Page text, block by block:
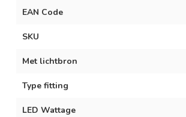
EAN Code
SKU
Met lichtbron
Type fitting
LED Wattage